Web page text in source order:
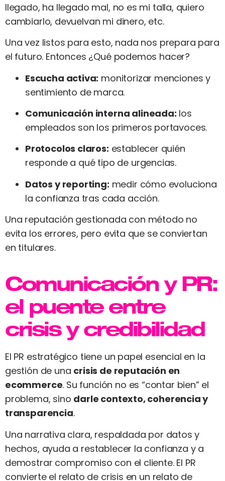
llegado, ha llegado mal, no es mi talla, quiero
cambiarlo, devuelvan mi dinero, etc.
Una vez listos para esto, nada nos prepara para
el futuro. Entonces ¿Qué podemos hacer?
Escucha activa: monitorizar menciones y
sentimiento de marca.
Comunicación interna alineada: los
empleados son los primeros portavoces.
Protocolos claros: establecer quién
responde a qué tipo de urgencias.
Datos y reporting: medir cómo evoluciona
la confianza tras cada acción.
Una reputación gestionada con método no
evita los errores, pero evita que se conviertan
en titulares.
Comunicación y PR:
el puente entre
crisis y credibilidad
El PR estratégico tiene un papel esencial en la
gestión de una crisis de reputación en
ecommerce. Su función no es “contar bien” el
problema, sino darle contexto, coherencia y
transparencia.
Una narrativa clara, respaldada por datos y
hechos, ayuda a restablecer la confianza y a
demostrar compromiso con el cliente. El PR
convierte el relato de crisis en un relato de